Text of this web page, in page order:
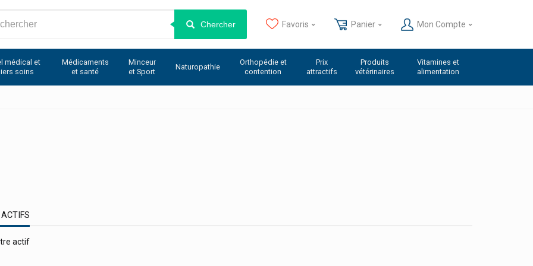
Chercher Favoris Panier Mon Compte
médical et
soins
Médicaments
et santé
Minceur
et Sport
Naturopathie
Orthopédie et
contention
Prix
attractifs
Produits
vétérinaires
Vitamines et
alimentation
ACTIFS
actif